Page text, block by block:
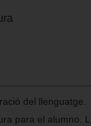
del llenguatge.
para el alumno.